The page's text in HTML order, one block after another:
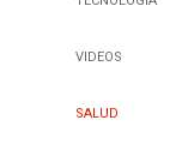
VIDEOS
SALUD